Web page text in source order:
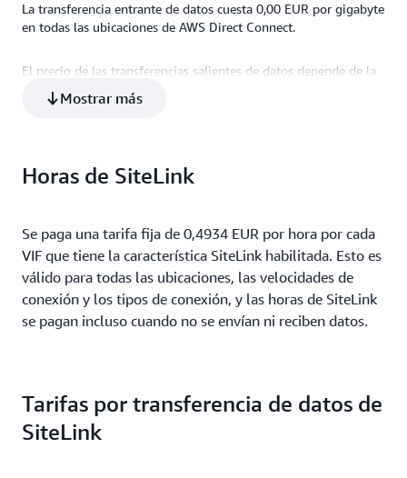
To Direct Connect Location in: Pricing per GB
Soporte de AWS European
Sovereign Cloud (Alemania)
La transferencia entrante de datos cuesta 0,00 EUR por gigabyte
en todas las ubicaciones de AWS Direct Connect.
El precio de las transferencias salientes de datos depende de la
región de AWS de origen o la zona local y de la ubicación de
AWS Direct Connect. Si utiliza una puerta de enlace de AWS
a la que se conecte.
Mostrar más
Horas de SiteLink
Se paga una tarifa fija de 0,4934 EUR por hora por cada
VIF que tiene la característica SiteLink habilitada. Esto es
válido para todas las ubicaciones, las velocidades de
conexión y los tipos de conexión, y las horas de SiteLink
se pagan incluso cuando no se envían ni reciben datos.
Tarifas por transferencia de datos de
SiteLink